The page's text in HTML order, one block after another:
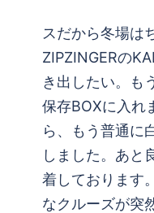
スだから冬場は
ZIPZINGERの
き出したい。も
保存BOXに入れ
ら、もう普通に
しました。あと
着しております
なクルーズが突